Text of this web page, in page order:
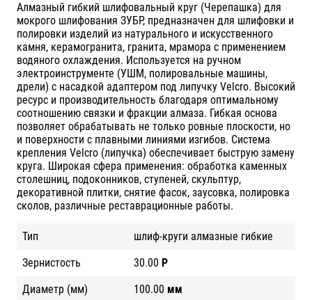
Алмазный гибкий шлифовальный круг (Черепашка) для
мокрого шлифования ЗУБР, предназначен для шлифовки и
полировки изделий из натурального и искусственного
камня, керамогранита, гранита, мрамора с применением
водяного охлаждения. Используется на ручном
электроинструменте (УШМ, полировальные машины,
дрели) с насадкой адаптером под липучку Velcro. Высокий
ресурс и производительность благодаря оптимальному
соотношению связки и фракции алмаза. Гибкая основа
позволяет обрабатывать не только ровные плоскости, но
и поверхности с плавными линиями изгибов. Система
крепления Velcro (липучка) обеспечивает быструю замену
круга. Широкая сфера применения: обработка каменных
столешниц, подоконников, ступеней, скульптур,
декоративной плитки, снятие фасок, заусовка, полировка
сколов, различные реставрационные работы.
Тип
шлиф-круги алмазные гибкие
Зернистость
30.00 Р
Диаметр (мм)
100.00 мм